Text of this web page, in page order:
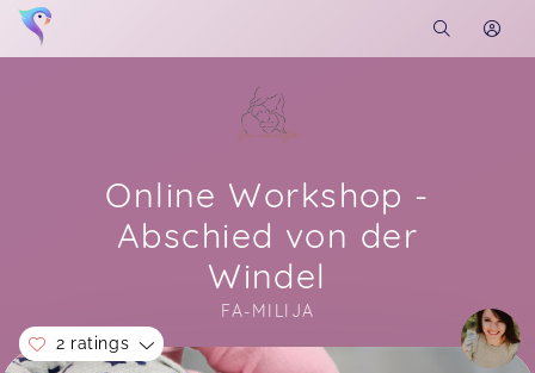
Online Workshop -
Abschied von der
Windel
FA-MILIJA
Soon you will learn more about me here...
2 ratings